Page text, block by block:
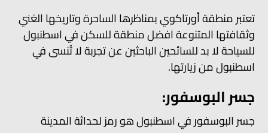
تعتبر منطقة أورتاكوي بمناظرها الساحرة وتاريخها الغني
وثقافتها المتنوعة افضل منطقة للسكن في اسطنبول
للسياحة لا بد للسائحين الباحثين عن تجربة لا تُنسى في
اسطنبول من زيارتها.
جسر البوسفور:
جسر البوسفور في اسطنبول هو رمز لحداثة المدينة